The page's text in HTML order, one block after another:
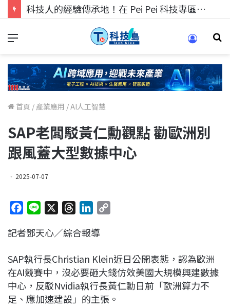
科技人的經驗傳承地！在 Pei Pei 科技專區，與學弟妹交流最硬核的技術
首頁 / 產業應用 /AI人工智慧
SAP老闆駁黃仁勳觀點 勸歐洲別
跟風蓋大型數據中心
2025-07-07
c
b
o
o
k
n
r
a
d
s
n
e
d
I
n
L
i
n
k
記者鄧天心／綜合報導
SAP執行長Christian Klein近日公開表態，認為歐洲
在AI競賽中，沒必要砸大錢仿效美國大規模興建數據
中心，反駁Nvidia執行長黃仁勳日前「歐洲算力不
足、應加速建設」的主張。